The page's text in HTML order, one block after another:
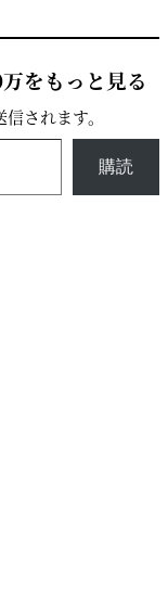
をもっと見る
されます。
購読